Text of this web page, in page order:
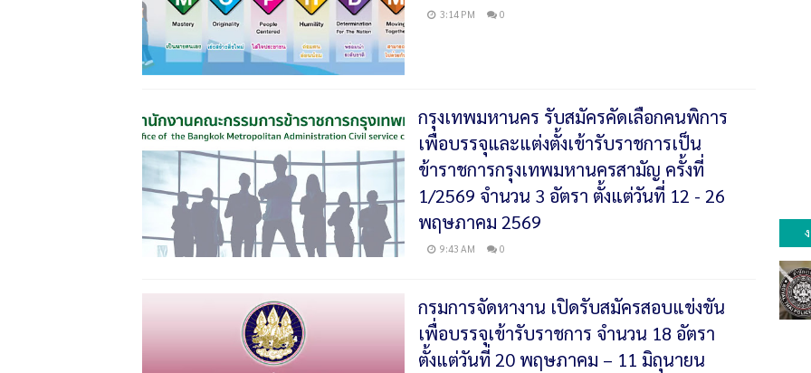
3:14 PM 0
กรุงเทพมหานคร รับสมัครคัดเลือกคนพิการ
เพื่อบรรจุและแต่งตั้งเข้ารับราชการเป็น
ข้าราชการกรุงเทพมหานครสามัญ ครั้งที่
1/2569 จำนวน 3 อัตรา ตั้งแต่วันที่ 12 - 26
พฤษภาคม 2569
9:43 AM 0
กรมการจัดหางาน เปิดรับสมัครสอบแข่งขัน
เพื่อบรรจุเข้ารับราชการ จำนวน 18 อัตรา
ตั้งแต่วันที่ 20 พฤษภาคม – 11 มิถุนายน